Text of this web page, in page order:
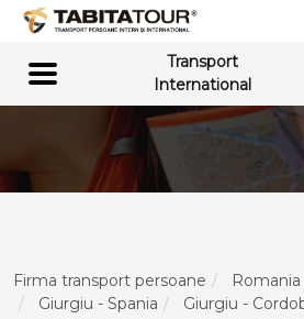
Transport
International
Firma transport persoane
Romania
Giurgiu - Spania
Giurgiu -